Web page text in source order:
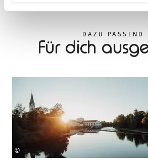
DAZU PASSEND
Für dich
©